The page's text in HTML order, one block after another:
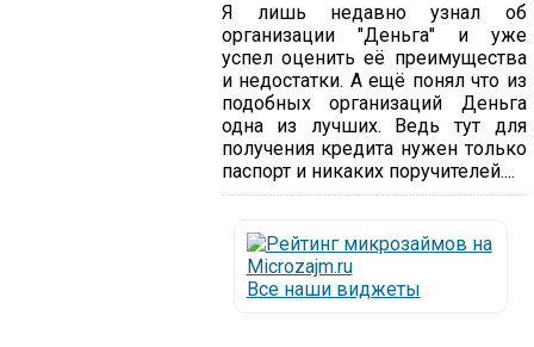
Я лишь недавно узнал об
организации "Деньга" и уже
успел оценить её преимущества
и недостатки. А ещё понял что из
подобных организаций Деньга
одна из лучших. Ведь тут для
получения кредита нужен только
паспорт и никаких поручителей....
Все наши виджеты